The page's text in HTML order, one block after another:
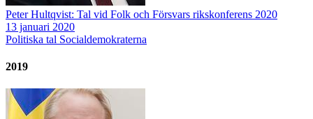
Peter Hultqvist: Tal vid Folk och Försvars rikskonferens 2020
13 januari 2020
Politiska tal Socialdemokraterna
2019